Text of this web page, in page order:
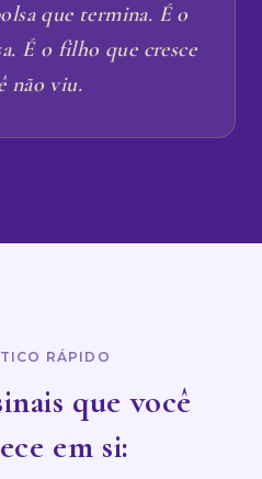
que termina. É o
É o filho que cresce
não viu.
RÁPIDO
que você
em si: